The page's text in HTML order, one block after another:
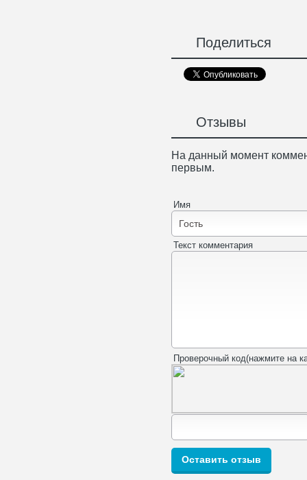
Поделиться
Отзывы
На данный момент
первым.
Имя
Текст комментария
Проверочный код(нажмите на